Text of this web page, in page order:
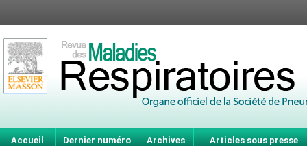
Accueil Dernier numéro Archives Articles sous presse